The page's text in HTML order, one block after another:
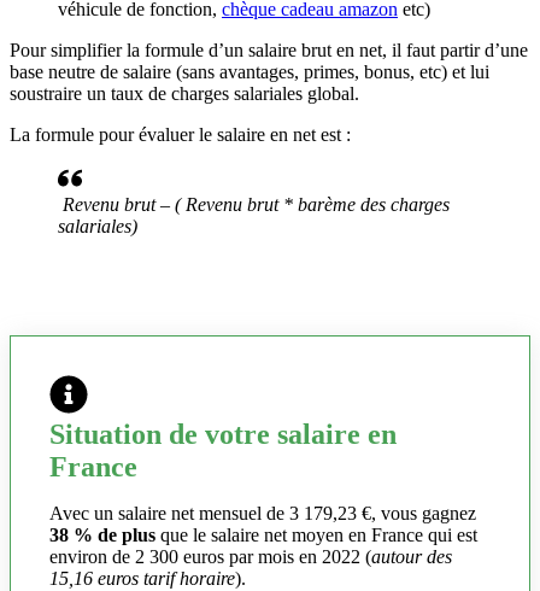
véhicule de fonction, chèque cadeau amazon etc)
Pour simplifier la formule d’un salaire brut en net, il faut partir d’une
base neutre de salaire (sans avantages, primes, bonus, etc) et lui
soustraire un taux de charges salariales global.
La formule pour évaluer le salaire en net est :
Revenu brut – ( Revenu brut * barème des charges
salariales)
Situation de votre salaire en
France
Avec un salaire net mensuel de 3 179,23 €, vous gagnez
38 % de plus que le salaire net moyen en France qui est
environ de 2 300 euros par mois en 2022 (autour des
15,16 euros tarif horaire).